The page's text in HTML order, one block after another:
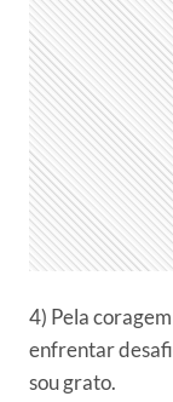
4) Pela
enfrentar
sou grato.